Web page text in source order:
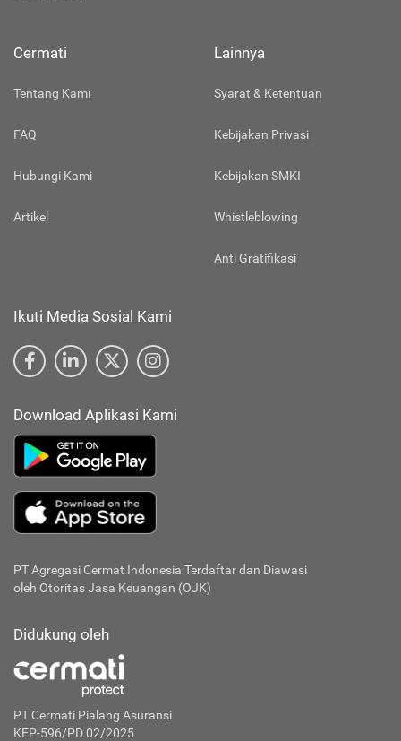
Cermati
Tentang Kami
FAQ
Hubungi Kami
Artikel
Lainnya
Syarat & Ketentuan
Kebijakan Privasi
Kebijakan SMKI
Whistleblowing
Anti Gratifikasi
Ikuti Media Sosial Kami
Download Aplikasi Kami
PT Agregasi Cermat Indonesia Terdaftar dan Diawasi
oleh Otoritas Jasa Keuangan (OJK)
Didukung oleh
PT Cermati Pialang Asuransi
KEP-596/PD.02/2025